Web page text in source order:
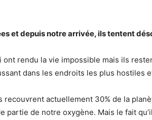
et depuis notre arrivée, ils tentent
rendu la vie impossible mais ils
dans les endroits les plus hostiles
actuellement 30% de la
de notre oxygène. Mais le fait